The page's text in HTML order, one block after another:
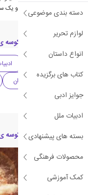
دسته بندی موضوعی
لوازم تحریر
انواع داستان
کتاب های برگزیده
جوایز ادبی
ادبیات ملل
بسته های پیشنهادی
محصولات فرهنگی
کمک آموزشی
، چهار پسرشان ، دو اسب و یک
دسته بندی های کتاب کوسه
ادبیات کودک و نوجوان
کتاب مصور
مقالات مرتبط با کتاب کوسه